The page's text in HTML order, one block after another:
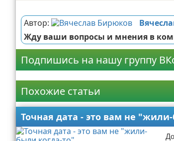
Автор:
Жду ваши вопросы и мнения в
Подпишись на нашу группу
Похожие статьи
Точная дата - это вам не